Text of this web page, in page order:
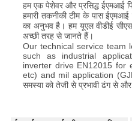
हम एक पेशेवर और प्रसिद्ध ईएमआई
हमारी तकनीकी टीम के पास
का अनुभव है। हम यूएल वीडीई
अच्छी तरह से जानते हैं।
Our technical service team
such as industrial
inverter drive EN12015 for
etc) and mil application
समस्या को तेजी से प्रभावी ढंग से